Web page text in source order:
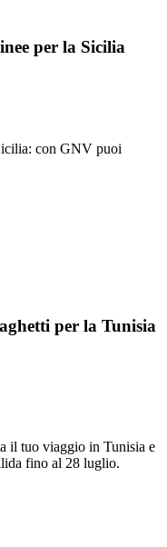
per la Sicilia
con GNV puoi
per la Tunisia
il tuo viaggio in Tunisia e
fino al 28 luglio.